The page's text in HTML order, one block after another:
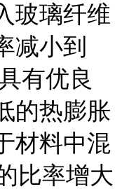
玻璃纤维
减小到
有优良
的热膨胀
材料中混
比率增大